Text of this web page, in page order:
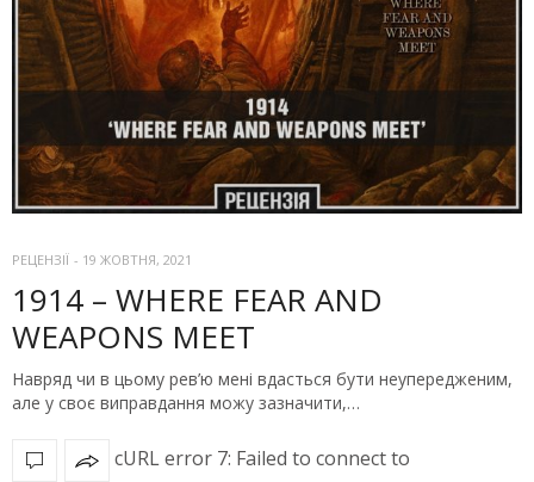
РЕЦЕНЗІЇ - 19 ЖОВТНЯ, 2021
1914 – WHERE FEAR AND
WEAPONS MEET
Навряд чи в цьому рев’ю мені вдасться бути неупередженим,
але у своє виправдання можу зазначити,…
cURL error 7: Failed to connect to